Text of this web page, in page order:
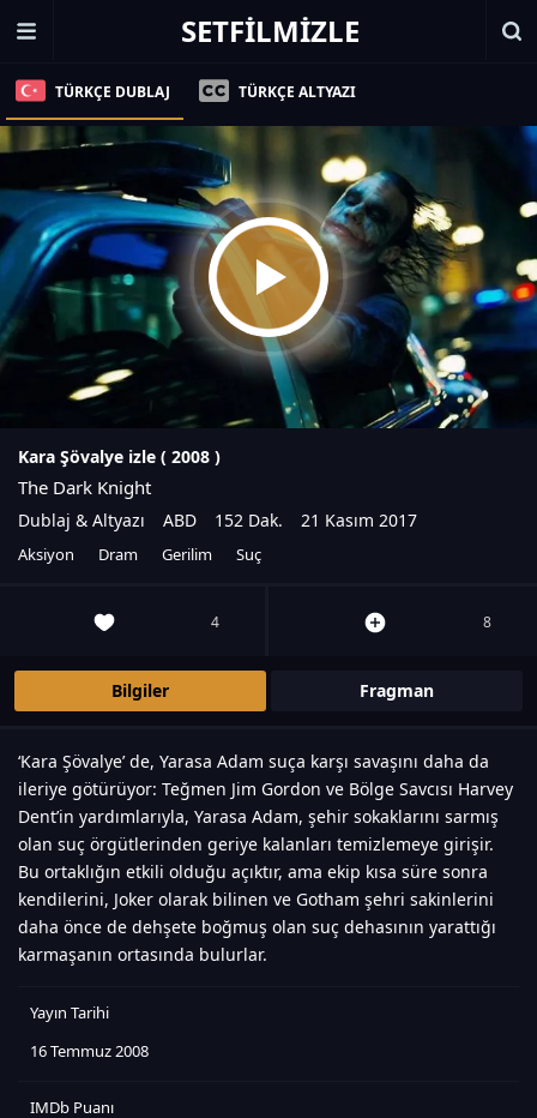
SETFILMIZLE
TÜRKÇE DUBLAJ TÜRKÇE ALTYAZI
Kara Şövalye izle ( 2008 )
The Dark Knight
Dublaj & Altyazı ABD 152 Dak. 21 Kasım 2017
Aksiyon Dram Gerilim Suç
4 8
Bilgiler Fragman
‘Kara Şövalye’ de, Yarasa Adam suça karşı savaşını daha da
ileriye götürüyor: Teğmen Jim Gordon ve Bölge Savcısı Harvey
Dent’in yardımlarıyla, Yarasa Adam, şehir sokaklarını sarmış
olan suç örgütlerinden geriye kalanları temizlemeye girişir.
Bu ortaklığın etkili olduğu açıktır, ama ekip kısa süre sonra
kendilerini, Joker olarak bilinen ve Gotham şehri sakinlerini
daha önce de dehşete boğmuş olan suç dehasının yarattığı
karmaşanın ortasında bulurlar.
Yayın Tarihi
16 Temmuz 2008
IMDb Puanı